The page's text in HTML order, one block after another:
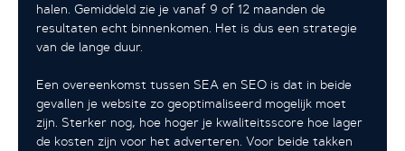
halen. Gemiddeld zie je vanaf 9 of 12 maanden de
resultaten echt binnenkomen. Het is dus een strategie
van de lange duur.
Een overeenkomst tussen SEA en SEO is dat in beide
gevallen je website zo geoptimaliseerd mogelijk moet
zijn. Sterker nog, hoe hoger je kwaliteitsscore hoe lager
de kosten zijn voor het adverteren. Voor beide takken